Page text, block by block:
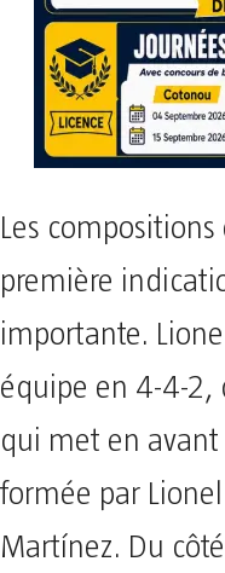
Les
première
importante.
équipe en 4-4-2,
qui met en
formée par
Martínez. Du